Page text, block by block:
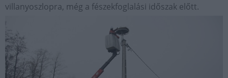
villanyoszlopra, még a fészekfoglalási időszak előtt.